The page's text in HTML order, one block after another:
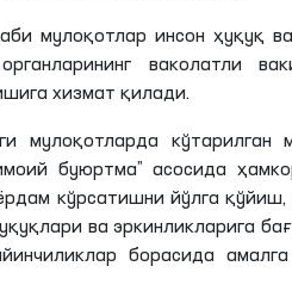
мулоқотлар инсон ҳуқуқ
ваколатли
хизмат қилади.
мулоқотларда
буюртма” асосида
кўрсатишни йўлга
ва эркинликларига
борасида